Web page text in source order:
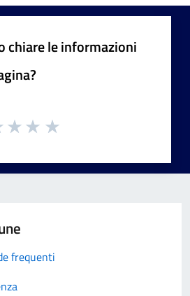
chiare le informazioni
frequenti